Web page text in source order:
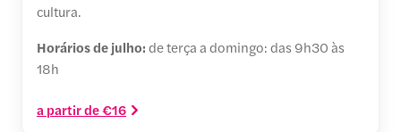
cultura.
Horários de julho:deterça a domingo: das 9h30 às
18h
a partir de €16